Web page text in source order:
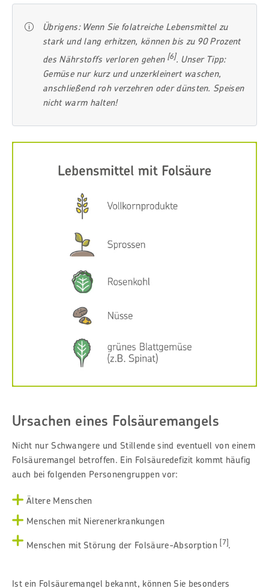
Übrigens: Wenn Sie folatreiche Lebensmittel zu
stark und lang erhitzen, können bis zu 90 Prozent
des Nährstoffs verloren gehen [6]. Unser Tipp:
Gemüse nur kurz und unzerkleinert waschen,
anschließend roh verzehren oder dünsten. Speisen
nicht warm halten!
Ursachen eines Folsäuremangels
Nicht nur Schwangere und Stillende sind eventuell von einem
Folsäuremangel betroffen. Ein Folsäuredefizit kommt häufig
auch bei folgenden Personengruppen vor:
Ältere Menschen
Menschen mit Nierenerkrankungen
Menschen mit Störung der Folsäure-Absorption[7].
Ist ein Folsäuremangel bekannt, können Sie besonders